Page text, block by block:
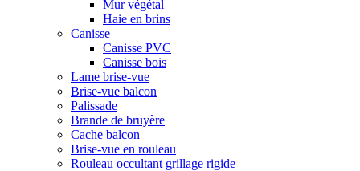
Mur végétal
Haie en brins
Canisse
Canisse PVC
Canisse bois
Lame brise-vue
Brise-vue balcon
Palissade
Brande de bruyère
Cache balcon
Brise-vue en rouleau
Rouleau occultant grillage rigide